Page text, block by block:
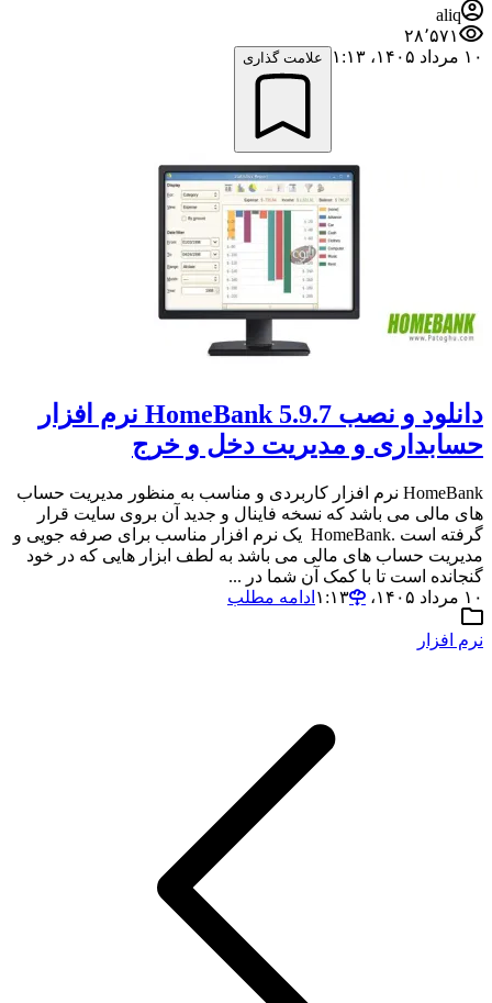
aliq
۲۸٬۵۷۱
۱۰ مرداد ۱۴۰۵،‏ ۱:۱۳
علامت گذاری
دانلود و نصب HomeBank 5.9.7 نرم افزار
حسابداری و مدیریت دخل و خرج
HomeBank نرم افزار کاربردی و مناسب به منظور مدیریت حساب
های مالی می باشد که نسخه فاینال و جدید آن بروی سایت قرار
گرفته است .HomeBank یک نرم افزار مناسب برای صرفه جویی و
مدیریت حساب های مالی می باشد به لطف ابزار هایی که در خود
گنجانده است تا با کمک آن شما در ...
۱۰ مرداد ۱۴۰۵،‏ ۱:۱۳
ادامه مطلب
نرم افزار